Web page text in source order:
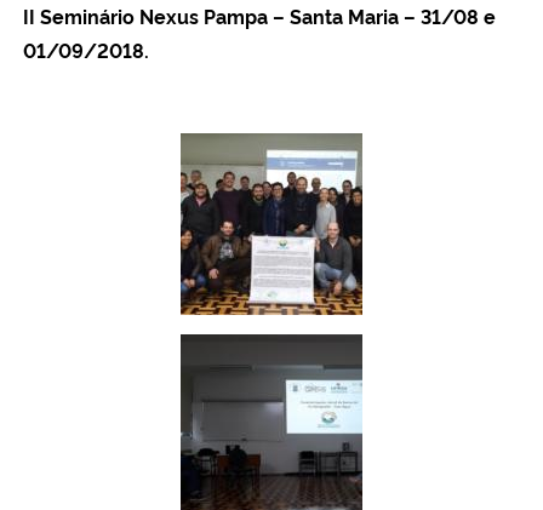
II Seminário Nexus Pampa – Santa Maria – 31/08 e
01/09/2018.